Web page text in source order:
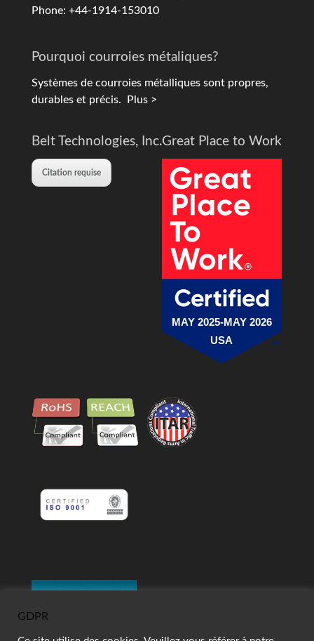
Phone: +44-1914-153010
Pourquoi courroies métaliques?
Systèmes de courroies métalliques sont propres,
durables et précis. Plus >
Belt Technologies, Inc.
Citation requise
Great Place to Work
MAY 2025-MAY 2026
USA
GDPR